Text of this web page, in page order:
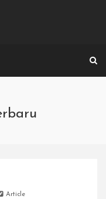
Article